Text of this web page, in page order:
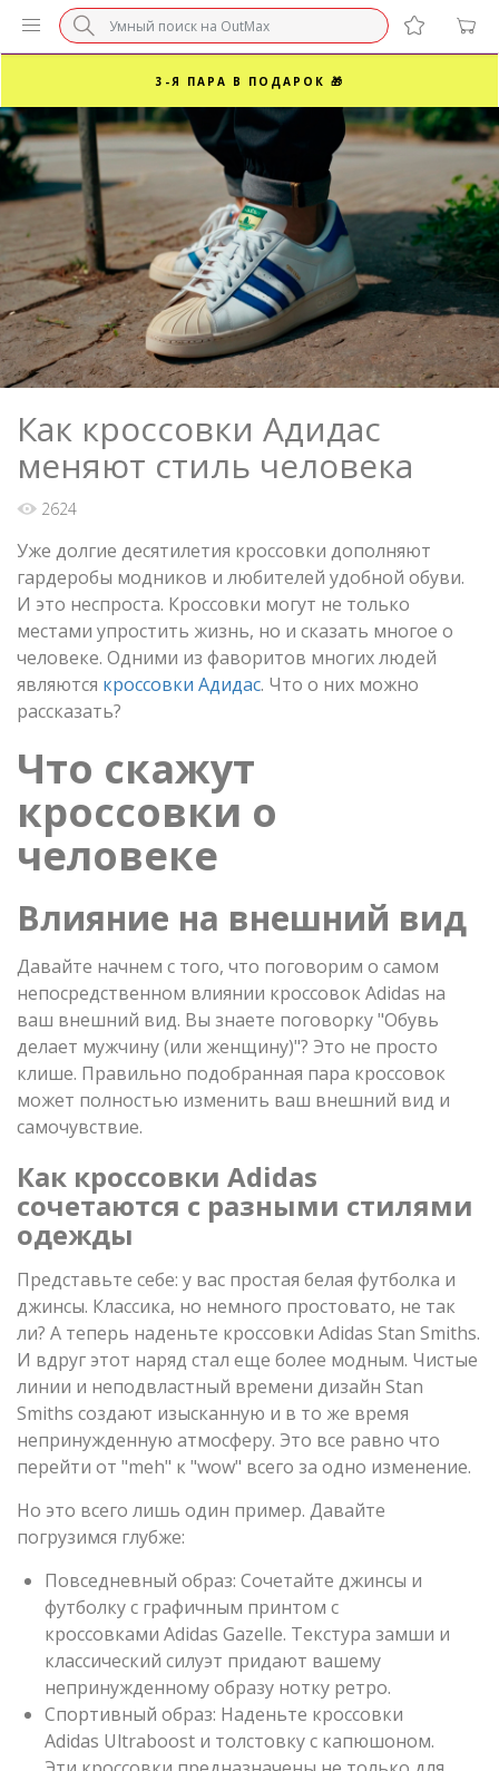
БЕЗ НАЦЕНКИ МАРКЕТПЛЕЙСОВ ⚡ ВАШ РАЗМЕР
3-Я ПАРА В ПОДАРОК 🎁
ПОСЛЕДНИЕ РАЗМЕРЫ ОТ 1500₽⚡️
СУПЕРАКЦИЯ 🔥 2-Я ПАРА -50%
Как кроссовки Адидас
меняют стиль человека
2624
Уже долгие десятилетия кроссовки дополняют
гардеробы модников и любителей удобной обуви.
И это неспроста. Кроссовки могут не только
местами упростить жизнь, но и сказать многое о
человеке. Одними из фаворитов многих людей
являются кроссовки Адидас. Что о них можно
рассказать?
Что скажут
кроссовки о
человеке
Влияние на внешний вид
Давайте начнем с того, что поговорим о самом
непосредственном влиянии кроссовок Adidas на
ваш внешний вид. Вы знаете поговорку "Обувь
делает мужчину (или женщину)"? Это не просто
клише. Правильно подобранная пара кроссовок
может полностью изменить ваш внешний вид и
самочувствие.
Как кроссовки Adidas
сочетаются с разными стилями
одежды
Представьте себе: у вас простая белая футболка и
джинсы. Классика, но немного простовато, не так
ли? А теперь наденьте кроссовки Adidas Stan Smiths.
И вдруг этот наряд стал еще более модным. Чистые
линии и неподвластный времени дизайн Stan
Smiths создают изысканную и в то же время
непринужденную атмосферу. Это все равно что
перейти от "meh" к "wow" всего за одно изменение.
Но это всего лишь один пример. Давайте
погрузимся глубже:
Повседневный образ: Сочетайте джинсы и
футболку с графичным принтом с
кроссовками Adidas Gazelle. Текстура замши и
классический силуэт придают вашему
непринужденному образу нотку ретро.
Спортивный образ: Наденьте кроссовки
Adidas Ultraboost и толстовку с капюшоном.